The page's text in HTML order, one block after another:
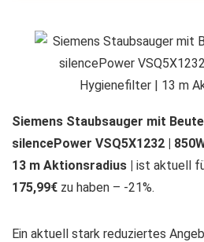
Siemens Staubsauger mit
silencePower VSQ5X1232 |
13 m Aktionsradius | ist aktuell
175,99€ zu haben – -21%.
Ein aktuell stark reduziertes